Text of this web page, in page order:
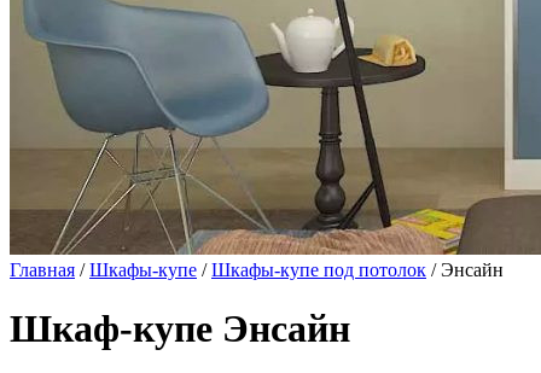
Главная /Шкафы-купе /Шкафы-купе под потолок / Энсайн
Шкаф-купе Энсайн